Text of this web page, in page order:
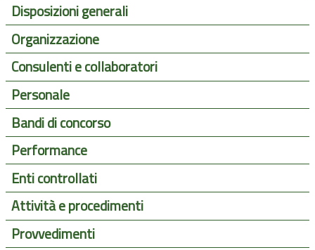
Disposizioni generali
Organizzazione
Consulenti e collaboratori
Personale
Bandi di concorso
Performance
Enti controllati
Attività e procedimenti
Provvedimenti